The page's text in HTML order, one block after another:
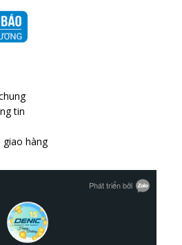
tin
giao hàng